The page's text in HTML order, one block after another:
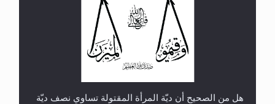
رأيٌ في لغة المسيح الموعود عليه السلام.. 4...
هل من الصحيح أن ديّة المرأة المقتولة تساوي نصف ديّة